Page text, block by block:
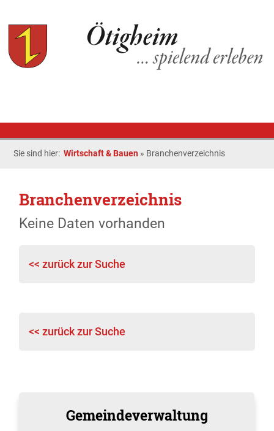
Sie sind hier:Wirtschaft & Bauen » Branchenverzeichnis
Branchenverzeichnis
Keine Daten vorhanden
<< zurück zur Suche
<< zurück zur Suche
Gemeindeverwaltung